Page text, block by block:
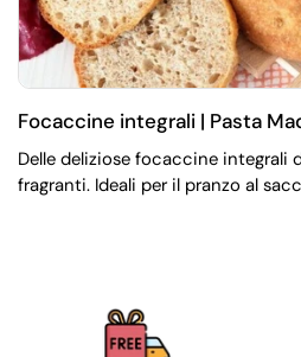
Focaccine integrali | Pasta
Delle deliziose focaccine integrali
fragranti. Ideali per il pranzo al